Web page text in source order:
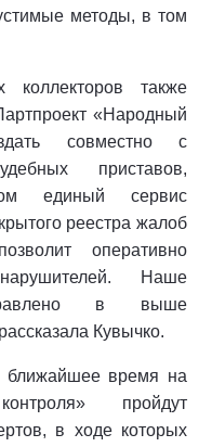
методы, в том
коллекторов также
«Народный
совместно с
приставов,
единый сервис
реестра жалоб
оперативно
Наше
в выше
Кувычко.
ближайшее время на
пройдут
в ходе которых